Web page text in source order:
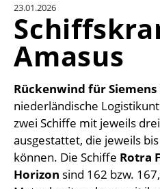
23.01.2026
Amasus
Rückenwind für Siemens
niederländische
zwei Schiffe mit jeweils
ausgestattet, die jeweils
können. Die Schiffe Rotra
Horizon sind 162 bzw.